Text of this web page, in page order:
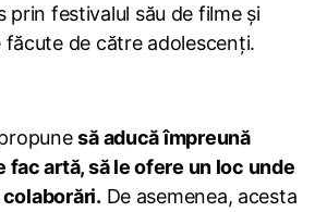
prin festivalul său de filme și
de către adolescenți.
să aducă împreună
artă, să le ofere un loc unde
De asemenea, acesta